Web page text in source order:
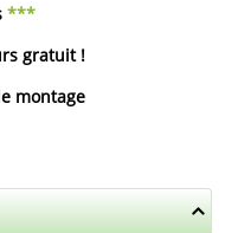
***
gratuit!
montage